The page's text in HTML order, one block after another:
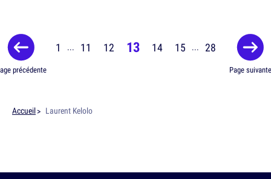
précédente
1 ... 11 12 13 14 15 ... 28
Page suivante
Accueil Laurent Kelolo